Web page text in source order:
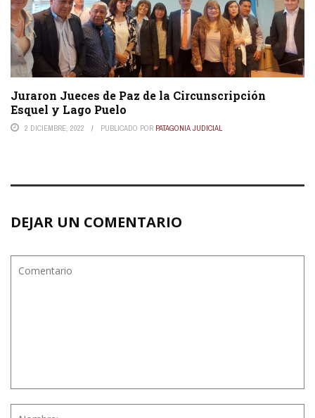
Juraron Jueces de Paz de la Circunscripción
Esquel y Lago Puelo
2 DICIEMBRE, 2022 PUBLICADO POR PATAGONIA JUDICIAL
DEJAR UN COMENTARIO